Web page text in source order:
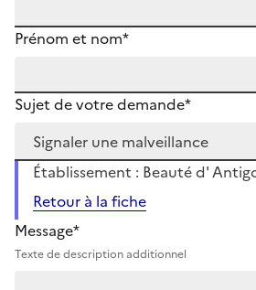
Prénom et nom*
Sujet de votre demande*
Établissement : Beauté d'
Retour à la fiche
Message*
Texte de description additionnel